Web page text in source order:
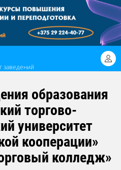
заведений
образования
торгово-
университет
кооперации»
колледж»